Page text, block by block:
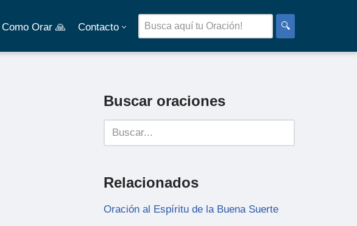
Como Orar 🙏 Contacto 🔍
Buscar oraciones
Relacionados
Oración al Espíritu de la Buena Suerte